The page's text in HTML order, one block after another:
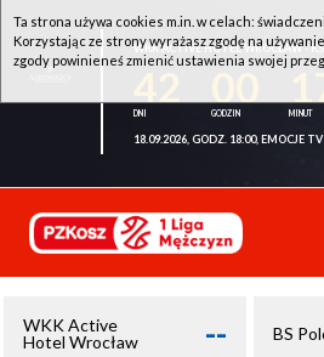
WKK ACTIVE HOTEL WROCŁAW -
18.09.2026, GODZ. 18:00, EMOCJE TV
WKK Active
Hotel Wrocław
-- BS
Ta strona używa cookies m.in. w celach:
Korzystając ze strony wyrażasz zgodę na
zgody powinieneś zmienić ustawienia swojej